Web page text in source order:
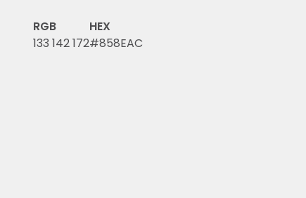
RGB
133 142 172
HEX
#858EAC